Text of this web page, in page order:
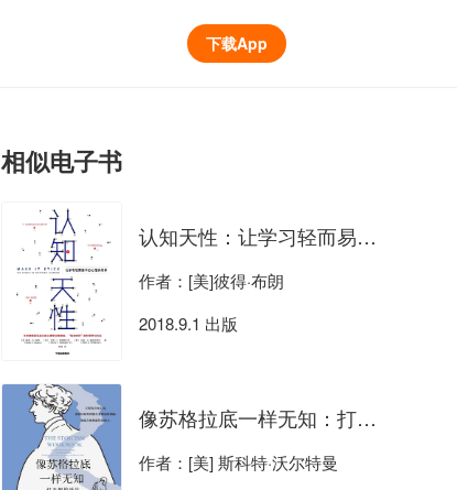
下载App
相似电子书
认知天性：让学习轻而易举的心理学规律
作者：[美]彼得·布朗
2018.9.1 出版
像苏格拉底一样无知：打不倒的活法
作者：[美] 斯科特·沃尔特曼